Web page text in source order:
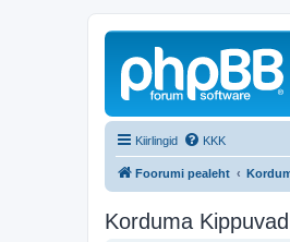
Kiirlingid KKK
Foorumi pealeht
Korduma